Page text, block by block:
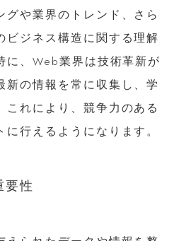
グや業界のトレンド、さら
ビジネス構造に関する理解
に、Web業界は技術革新が
新の情報を常に収集し、学
これにより、競争力のある
行えるようになります。
要性